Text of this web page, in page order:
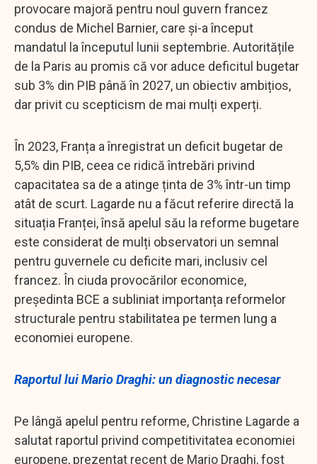
provocare majoră pentru noul guvern francez
condus de Michel Barnier, care și-a început
mandatul la începutul lunii septembrie. Autoritățile
de la Paris au promis că vor aduce deficitul bugetar
sub 3% din PIB până în 2027, un obiectiv ambițios,
dar privit cu scepticism de mai mulți experți.
În 2023, Franța a înregistrat un deficit bugetar de
5,5% din PIB, ceea ce ridică întrebări privind
capacitatea sa de a atinge ținta de 3% într-un timp
atât de scurt. Lagarde nu a făcut referire directă la
situația Franței, însă apelul său la reforme bugetare
este considerat de mulți observatori un semnal
pentru guvernele cu deficite mari, inclusiv cel
francez. În ciuda provocărilor economice,
președinta BCE a subliniat importanța reformelor
structurale pentru stabilitatea pe termen lung a
economiei europene.
Raportul lui Mario Draghi: un diagnostic necesar
Pe lângă apelul pentru reforme, Christine Lagarde a
salutat raportul privind competitivitatea economiei
europene, prezentat recent de Mario Draghi, fost